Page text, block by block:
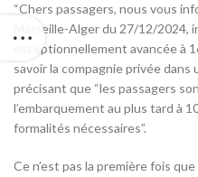
“Chers passagers, nous vous
Marseille-Alger du 27/12/
exceptionnellement avancée à
savoir la compagnie privée dans
précisant que “les passagers
l’embarquement au plus tard à
formalités nécessaires”.
Ce n’est pas la première fois